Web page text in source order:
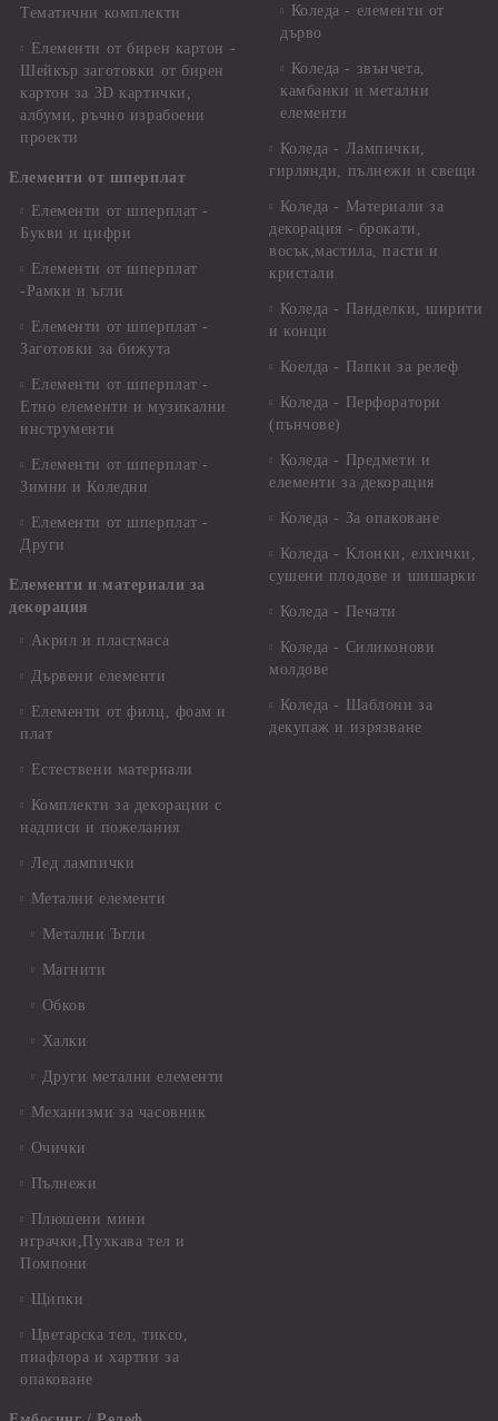
Тематични комплекти
Елементи от бирен картон -
Шейкър заготовки от бирен
картон за 3D картички,
албуми, ръчно израбоени
проекти
Елементи от шперплат
Елементи от шперплат -
Букви и цифри
Елементи от шперплат
-Рамки и ъгли
Елементи от шперплат -
Заготовки за бижута
Елементи от шперплат -
Етно елементи и музикални
инструменти
Елементи от шперплат -
Зимни и Коледни
Елементи от шперплат -
Други
Елементи и материали за
декорация
Акрил и пластмаса
Дървени елементи
Елементи от филц, фоам и
плат
Естествени материали
Комплекти за декорации с
надписи и пожелания
Лед лампички
Метални елементи
Метални Ъгли
Магнити
Обков
Халки
Други метални елементи
Механизми за часовник
Очички
Пълнежи
Плюшени мини
играчки,Пухкава тел и
Помпони
Щипки
Цветарска тел, тиксо,
пиафлора и хартии за
опаковане
Коледа - елементи от
дърво
Коледа - звънчета,
камбанки и метални
елементи
Коледа - Лампички,
гирлянди, пълнежи и свещи
Коледа - Материали за
декорация - брокати,
восък,мастила, пасти и
кристали
Коледа - Панделки, ширити
и конци
Коелда - Папки за релеф
Коледа - Перфоратори
(пънчове)
Коледа - Предмети и
елементи за декорация
Коледа - За опаковане
Коледа - Kлонки, елхички,
сушени плодове и шишарки
Коледа - Печати
Коледа - Силиконови
молдове
Коледа - Шаблони за
декупаж и изрязване